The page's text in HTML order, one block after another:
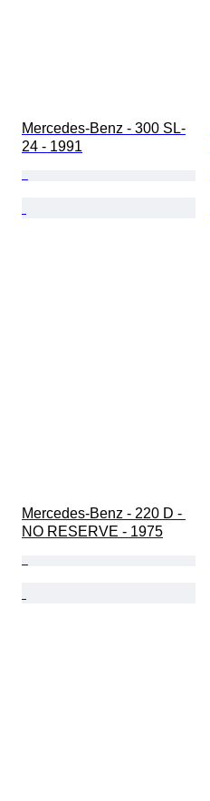
Mercedes-Benz - 300 SL-
24 - 1991
Mercedes-Benz - 220 D -
NO RESERVE - 1975